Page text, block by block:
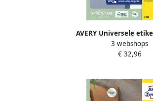
AVERY Universele
29 7 mm wit
Laserprinter
3 webshops
€ 32,96